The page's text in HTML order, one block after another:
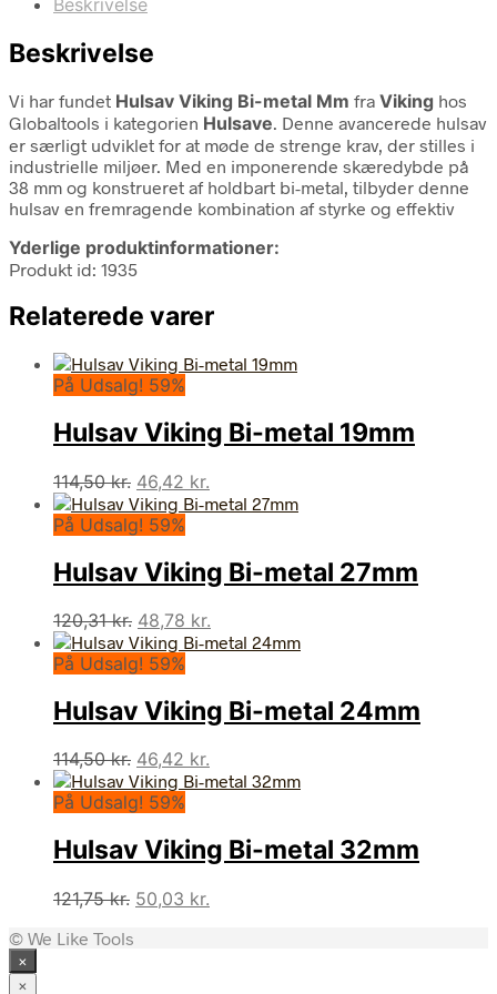
Beskrivelse
Beskrivelse
Vi har fundet Hulsav Viking Bi-metal Mm fra Viking hos
Globaltools i kategorien Hulsave. Denne avancerede hulsav
er særligt udviklet for at møde de strenge krav, der stilles i
industrielle miljøer. Med en imponerende skæredybde på
38 mm og konstrueret af holdbart bi-metal, tilbyder denne
hulsav en fremragende kombination af styrke og effektiv
Yderlige produktinformationer:
Produkt id: 1935
Relaterede varer
På Udsalg! 59%
Hulsav Viking Bi-metal 19mm
114,50kr. Den
oprindelige
pris
114,50 kr..
46,42 kr.
aktuelle
46,42 kr..
På Udsalg! 59%
Hulsav Viking Bi-metal 27mm
120,31kr. Den
oprindelige
pris
120,31 kr..
48,78 kr.
aktuelle
48,78 kr..
På Udsalg! 59%
Hulsav Viking Bi-metal 24mm
114,50kr. Den
oprindelige
pris
114,50 kr..
46,42 kr.
aktuelle
46,42 kr..
På Udsalg! 59%
Hulsav Viking Bi-metal 32mm
121,75kr. Den
50,03 kr.
© We Like Tools
×
×